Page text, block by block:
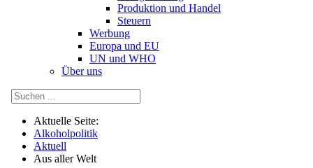
Produktion und Handel
Steuern
Werbung
Europa und EU
UN und WHO
Über uns
Aktuelle Seite:
Alkoholpolitik
Aktuell
Aus aller Welt